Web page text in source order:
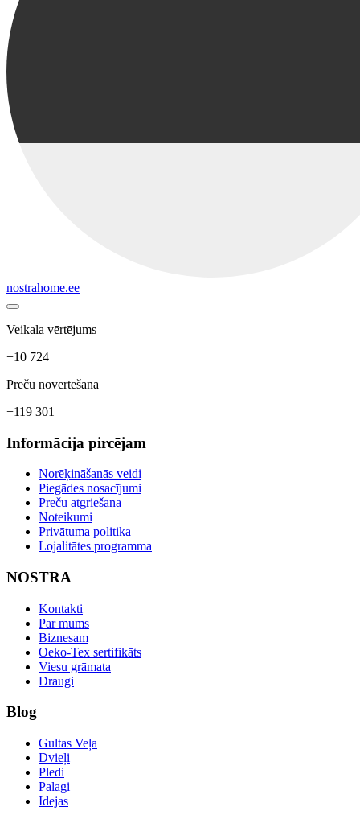
nostrahome.ee
Veikala vērtējums
+10 724
Preču novērtēšana
+119 301
Informācija pircējam
Norēķināšanās veidi
Piegādes nosacījumi
Preču atgriešana
Noteikumi
Privātuma politika
Lojalitātes programma
NOSTRA
Kontakti
Par mums
Biznesam
Oeko-Tex sertifikāts
Viesu grāmata
Draugi
Blog
Gultas Veļa
Dvieļi
Pledi
Palagi
Idejas